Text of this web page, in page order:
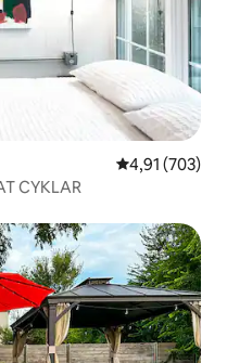
4,91 av 5 i
4,91 (703)
CYKLAR